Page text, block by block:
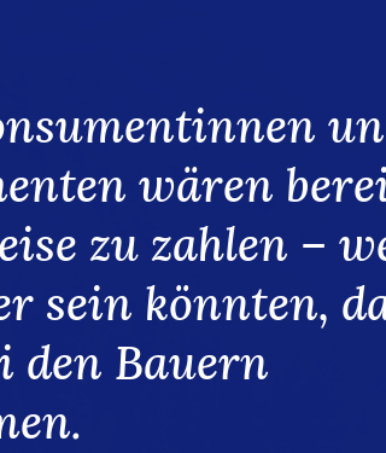
wären
zu zahlen –
sein könnten,
den Bauern